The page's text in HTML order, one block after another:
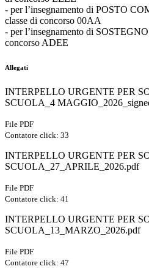
- per l’insegnamento di POSTO
classe di concorso 00AA
- per l’insegnamento di
concorso ADEE
Allegati
INTERPELLO URGENTE PER
SCUOLA_4
File PDF
Contatore click: 33
INTERPELLO URGENTE PER
SCUOLA_27_APRILE_2026.pdf
File PDF
Contatore click: 41
INTERPELLO URGENTE PER
SCUOLA_13_MARZO_2026.pdf
File PDF
Contatore click: 47